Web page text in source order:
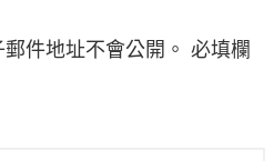
件地址不會公開。 必填欄